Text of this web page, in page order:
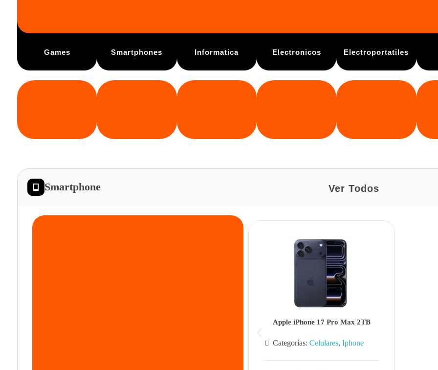
Games Smartphones Informatica Electronicos Electroportatiles
Smartphone Ver Todos
Apple iPhone 17 Pro Max 2TB
Categorías:Celulares,Iphone